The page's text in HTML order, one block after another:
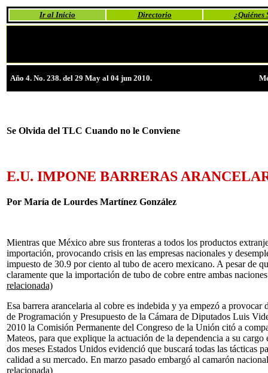
Ir al Inicio Directorio ¿Quiénes
Año 4. No. 238. del 29 May al 04 jun 2010.
Se Olvida del TLC Cuando no le Conviene
E.U. IMPONE BARRERAS
Por María de Lourdes Martínez González
Mientras que México abre sus fronteras a todos los productos
importación, provocando crisis en las empresas nacionales y
impuesto de 30.9 por ciento al tubo de acero mexicano. A pesar de
claramente que la importación de tubo de cobre entre ambas
relacionada)
Esa barrera arancelaria al cobre es indebida y ya empezó a
de Programación y Presupuesto de la Cámara de Diputados Luis
2010 la Comisión Permanente del Congreso de la Unión citó a
Mateos, para que explique la actuación de la dependencia a su
dos meses Estados Unidos evidenció que buscará todas las tácticas
calidad a su mercado. En marzo pasado embargó al camarón
relacionada)